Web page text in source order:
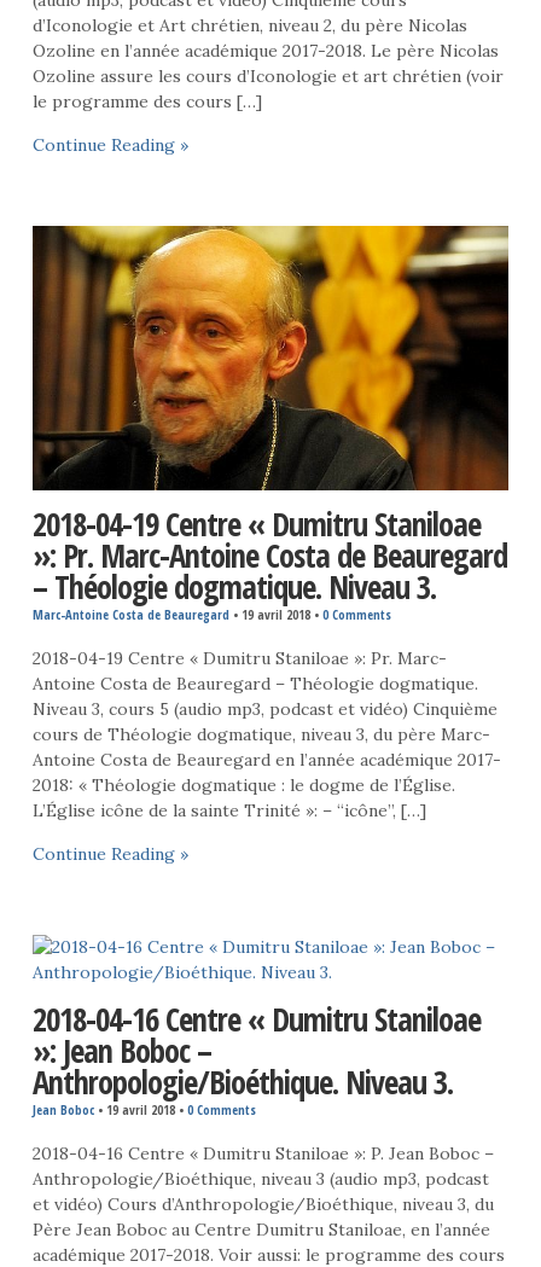
d’Iconologie et Art chrétien, niveau 2, du père Nicolas
Ozoline en l’année académique 2017-2018. Le père Nicolas
Ozoline assure les cours d’Iconologie et art chrétien (voir
le programme des cours […]
Continue Reading »
2018-04-19 Centre « Dumitru Staniloae
»: Pr. Marc-Antoine Costa de Beauregard
– Théologie dogmatique. Niveau 3.
Marc-Antoine Costa de Beauregard • 19 avril 2018• 0 Comments
2018-04-19 Centre « Dumitru Staniloae »: Pr. Marc-
Antoine Costa de Beauregard – Théologie dogmatique.
Niveau 3, cours 5 (audio mp3, podcast et vidéo) Cinquième
cours de Théologie dogmatique, niveau 3, du père Marc-
Antoine Costa de Beauregard en l’année académique 2017-
2018: « Théologie dogmatique : le dogme de l’Église.
L’Église icône de la sainte Trinité »: – “icône”, […]
Continue Reading »
2018-04-16 Centre « Dumitru Staniloae
»: Jean Boboc –
Anthropologie/Bioéthique. Niveau 3.
Jean Boboc• 19 avril 2018• 0 Comments
2018-04-16 Centre « Dumitru Staniloae »: P. Jean Boboc –
Anthropologie/Bioéthique, niveau 3 (audio mp3, podcast
et vidéo) Cours d’Anthropologie/Bioéthique, niveau 3, du
Père Jean Boboc au Centre Dumitru Staniloae, en l’année
académique 2017-2018. Voir aussi: le programme des cours